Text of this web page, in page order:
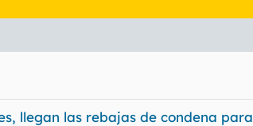
llegan las rebajas de condena